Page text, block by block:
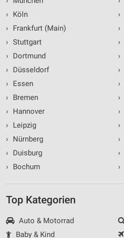
›
Köln
›
Frankfurt (Main)
› Stuttgart
›
Dortmund
›
Düsseldorf
›
Essen
›
Bremen
›
Hannover
›
Leipzig
›
Nürnberg
›
Duisburg
›
Bochum
›
›
›
›
›
›
›
›
›
›
›
›
Top Kategorien
Auto & Motorrad
Baby & Kind